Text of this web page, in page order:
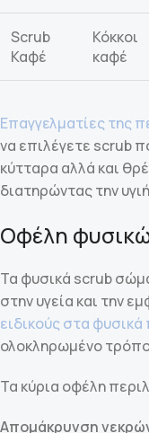
Scrub
Καφέ
Κόκκοι
καφέ
Επαγγελματίες της
να επιλέγετε scrub
κύτταρα αλλά και
διατηρώντας την
Οφέλη
Τα φυσικά scrub
στην υγεία και την
ειδικούς στα
ολοκληρωμένο
Τα κύρια οφέλη
Απομάκρυνση